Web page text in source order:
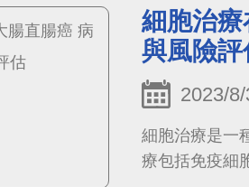
療，獲得不錯
進的醫療技術
位醫師受邀在
細胞治療成功
學交流合作。
細胞治
與風險評
2023/
細胞治療是一
療包括免疫細